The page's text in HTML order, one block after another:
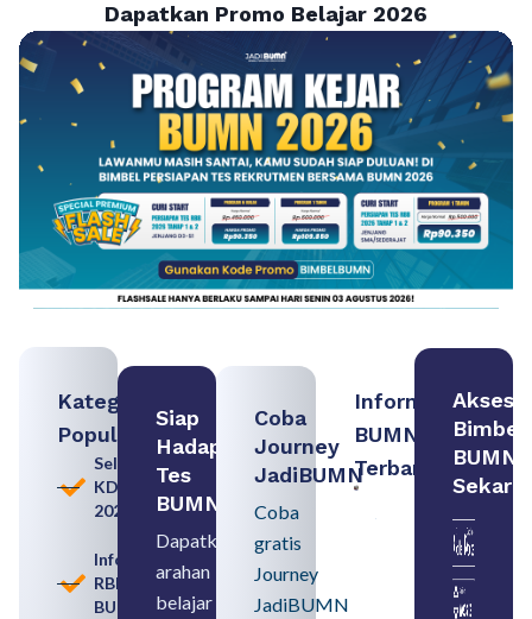
Dapatkan Promo Belajar 2026
Kategori
Populer
Seleksi
KDKMP
2026
Informasi
RBB
BUMN
Siap
Hadapi
Tes
BUMN
Dapatkan
arahan
belajar
Coba
Journey
JadiBUMN
Coba
gratis
Journey
JadiBUMN
Informasi
BUMN
Terbaru:
Persiapan
Seleksi
Rekrutmen
Memahami
Akses
Bimbel
BUMN